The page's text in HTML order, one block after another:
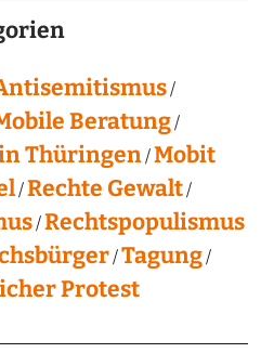
Beratung
Thüringen Mobit
Rechte Gewalt
Rechtspopulismus
Tagung
Protest